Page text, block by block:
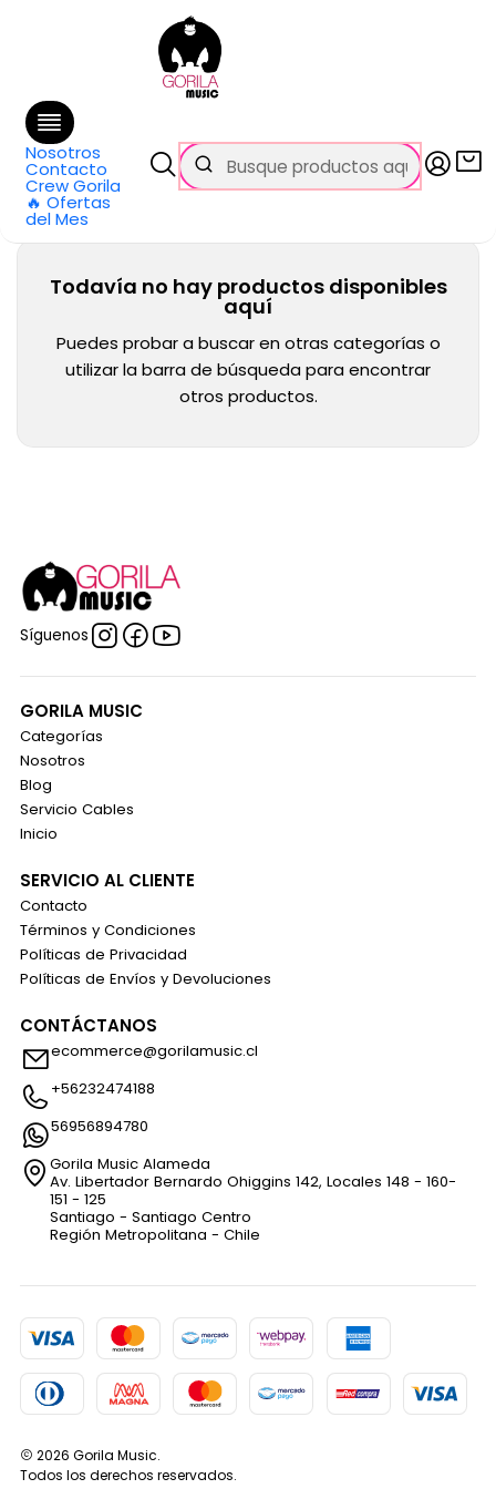
Nosotros
Contacto
Crew Gorila
🔥 Ofertas
del Mes
GRATIS
en Santiago y $99.990 en Regiones
Categorías
Atriles y Soportes
Todavía no hay productos disponibles
aquí
Puedes probar a buscar en otras categorías o
utilizar la barra de búsqueda para encontrar
otros productos.
Síguenos
GORILA MUSIC
Categorías
Nosotros
Blog
Servicio Cables
Inicio
SERVICIO AL CLIENTE
Contacto
Términos y Condiciones
Políticas de Privacidad
Políticas de Envíos y Devoluciones
CONTÁCTANOS
ecommerce@gorilamusic.cl
+56232474188
56956894780
Gorila Music Alameda
Av. Libertador Bernardo Ohiggins 142, Locales 148 - 160-
151 - 125
Santiago - Santiago Centro
Región Metropolitana - Chile
2026 Gorila Music.
Todos los derechos reservados.